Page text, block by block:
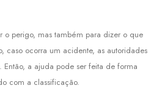
o perigo, mas também para dizer o que
caso ocorra um acidente, as autoridades
Então, a ajuda pode ser feita de forma
com a classificação.